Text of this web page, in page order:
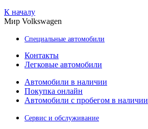
К началу
Мир Volkswagen
Специальные автомобили
Контакты
Легковые автомобили
Автомобили в наличии
Покупка онлайн
Автомобили с пробегом в наличии
Сервис и обслуживание